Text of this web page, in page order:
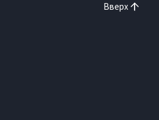
Вверх